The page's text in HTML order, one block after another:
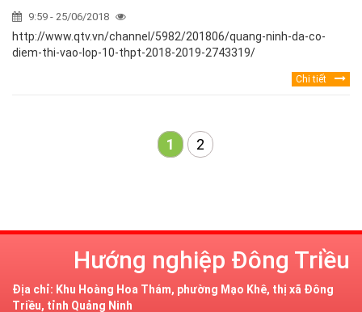
9:59 - 25/06/2018
http://www.qtv.vn/channel/5982/201806/quang-ninh-da-co-
diem-thi-vao-lop-10-thpt-2018-2019-2743319/
Chi tiết
1 2
Hướng nghiệp Đông Triều
Địa chỉ: Khu Hoàng Hoa Thám, phường Mạo Khê, thị xã Đông
Triều, tỉnh Quảng Ninh